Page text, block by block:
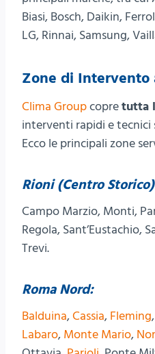
Biasi, Bosch, Daikin,
LG, Rinnai, Samsung,
Zone di Intervento
Clima Groupcopretutta
interventi rapidi e
Ecco le principali zone
Rioni (Centro
Campo Marzio, Monti,
Regola, Sant’Eustachio,
Trevi.
Roma Nord:
Balduina,Cassia, Fleming,
Labaro, Monte Mario,